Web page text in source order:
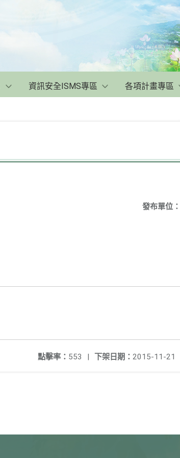
資訊安全ISMS專區 各項計畫專區
發布單位：
下架日期： 2015-11-21
點擊率： 553 |